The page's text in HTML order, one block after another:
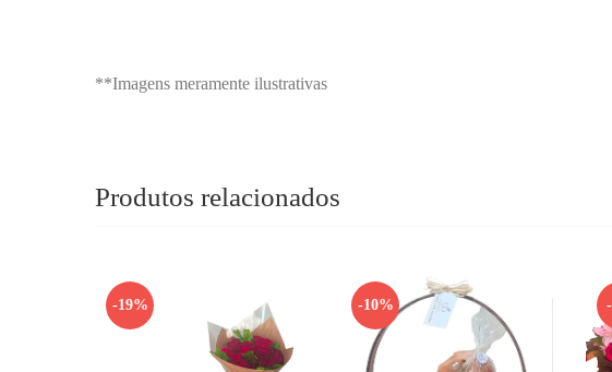
**Imagens meramente ilustrativas
Produtos relacionados
-19% -10%